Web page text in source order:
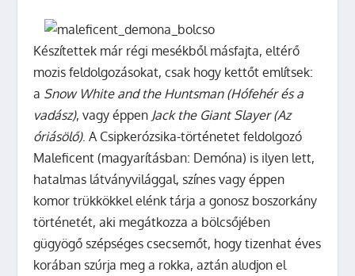
Készítettek már régi mesékből másfajta, eltérő
mozis feldolgozásokat, csak hogy kettőt említsek:
a Snow White and the Huntsman (Hófehér és a
vadász), vagy éppen Jack the Giant Slayer (Az
óriásölő). A Csipkerózsika-történetet feldolgozó
Maleficent (magyarításban: Demóna) is ilyen lett,
hatalmas látványvilággal, színes vagy éppen
komor trükkökkel elénk tárja a gonosz boszorkány
történetét, aki megátkozza a bölcsőjében
gügyögő szépséges csecsemőt, hogy tizenhat éves
korában szúrja meg a rokka, aztán aludjon el